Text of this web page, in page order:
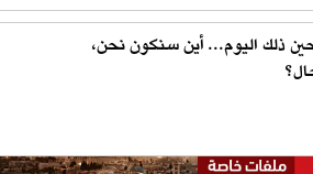
ذلك اليوم... أين سنكون نحن،